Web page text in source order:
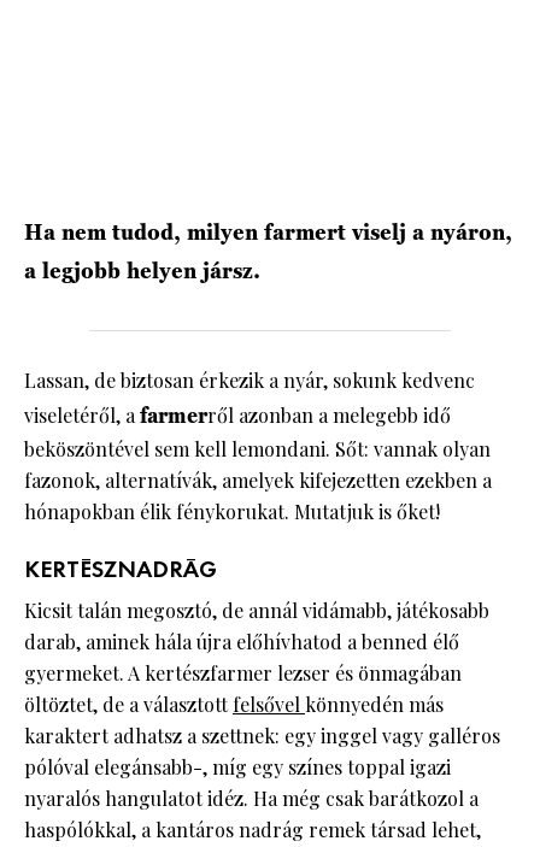
Ha nem tudod, milyen farmert viselj a nyáron,
a legjobb helyen jársz.
Lassan, de biztosan érkezik a nyár, sokunk kedvenc
viseletéről, afarmerről azonban a melegebb idő
beköszöntével sem kell lemondani. Sőt: vannak olyan
fazonok, alternatívák, amelyek kifejezetten ezekben a
hónapokban élik fénykorukat. Mutatjuk is őket!
KERTÉSZNADRÁG
Kicsit talán megosztó, de annál vidámabb, játékosabb
darab, aminek hála újra előhívhatod a benned élő
gyermeket. A kertészfarmer lezser és önmagában
öltöztet, de a választottfelsővel könnyedén más
karaktert adhatsz a szettnek: egy inggel vagy galléros
pólóval elegánsabb-, míg egy színes toppal igazi
nyaralós hangulatot idéz. Ha még csak barátkozol a
haspólókkal, a kantáros nadrág remek társad lehet,